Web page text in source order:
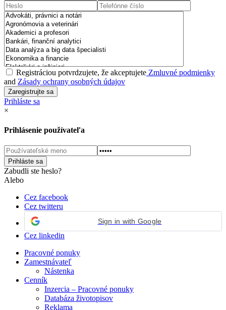
Registráciou potvrdzujete, že akceptujete Zmluvné podmienky
and Zásady ochrany osobných údajov
Prihláste sa
×
Prihlásenie používateľa
Zabudli ste heslo?
Alebo
Cez facebook
Cez twitteru
Sign in with Google
Cez linkedin
Pracovné ponuky
Zamestnávateľ
Nástenka
Cenník
Inzercia – Pracovné ponuky
Databáza životopisov
Reklama